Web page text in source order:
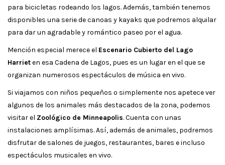
para bicicletas rodeando los lagos. Además, también tenemos
disponibles una serie de canoas y kayaks que podremos alquilar
para dar un agradable y romántico paseo por el agua.
Mención especial merece el Escenario Cubierto del Lago
Harrieten esa Cadena de Lagos, pues es un lugar en el que se
organizan numerosos espectáculos de música en vivo.
Si viajamos con niños pequeños o simplemente nos apetece ver
algunos de los animales más destacados de la zona, podemos
visitar el Zoológico de Minneapolis. Cuenta con unas
instalaciones amplísimas. Así, además de animales, podremos
disfrutar de salones de juegos, restaurantes, bares e incluso
espectáculos musicales en vivo.